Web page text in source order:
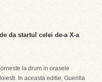
da startul celei de-a X-a
la drum in orasele
In aceasta editie, Guerilla